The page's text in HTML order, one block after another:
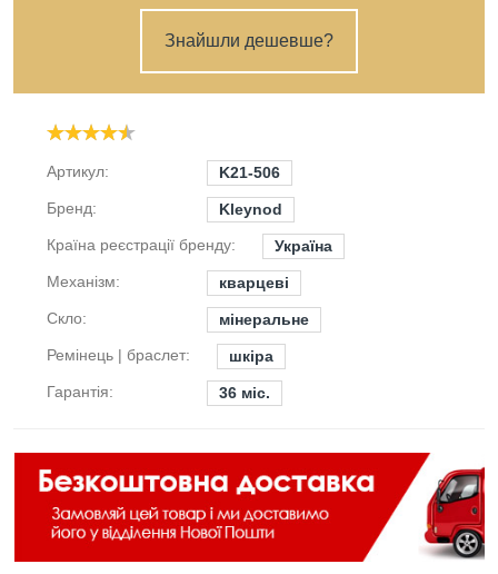
Знайшли дешевше?
Артикул:
K21-506
Бренд:
Kleynod
Країна реєстрації бренду:
Україна
Механізм:
кварцеві
Скло:
мінеральне
Ремінець | браслет:
шкіра
Гарантія:
36 міс.